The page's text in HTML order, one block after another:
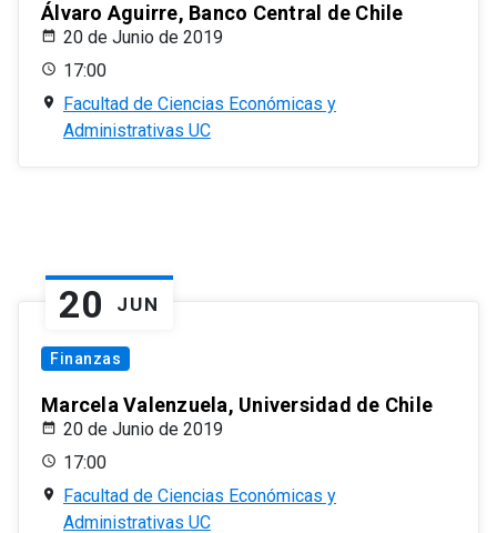
Álvaro Aguirre, Banco Central de Chile
20 de Junio de 2019
17:00
Facultad de Ciencias Económicas y
Administrativas UC
20 JUN
Finanzas
Marcela Valenzuela, Universidad de Chile
20 de Junio de 2019
17:00
Facultad de Ciencias Económicas y
Administrativas UC